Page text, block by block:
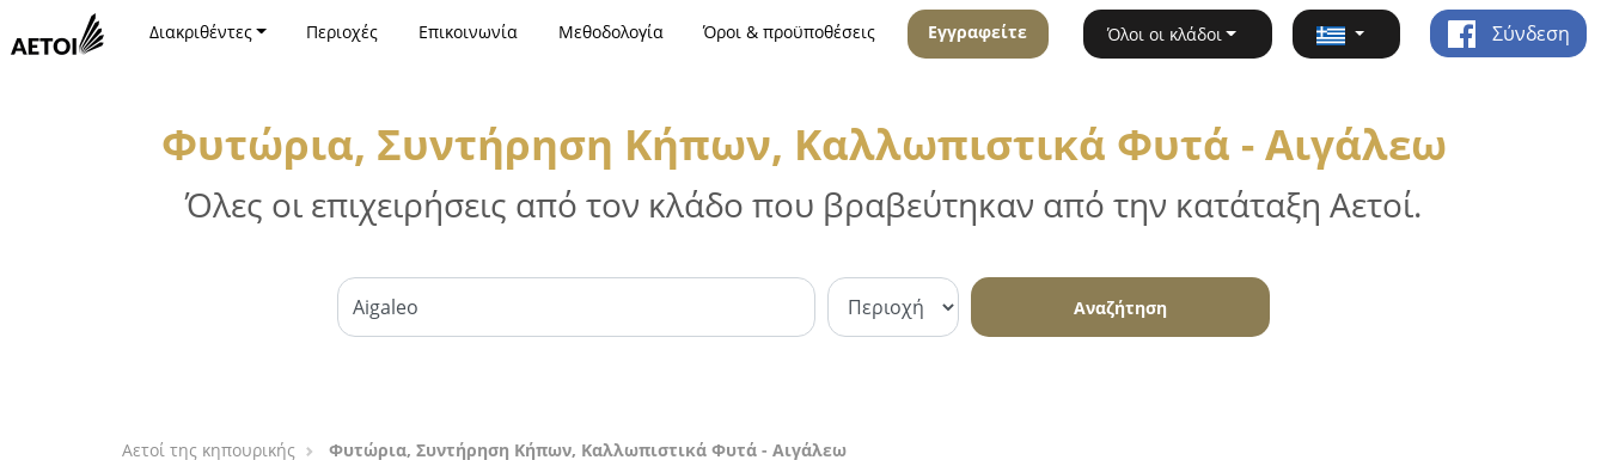
Διακριθέντες Περιοχές Επικοινωνία Μεθοδολογία Όροι & προϋποθέσεις Εγγραφείτε Όλοι οι κλάδοι Σύνδεση
Φυτώρια, Συντήρηση Κήπων, Καλλωπιστικά Φυτά - Αιγάλεω
Όλες οι επιχειρήσεις από τον κλάδο που βραβεύτηκαν από την κατάταξη Αετοί.
Αναζήτηση
Αετοί της κηπουρικής Φυτώρια, Συντήρηση Κήπων, Καλλωπιστικά Φυτά - Αιγάλεω